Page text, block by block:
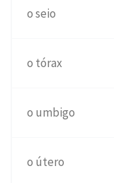
o seio
o tórax
o umbigo
o útero